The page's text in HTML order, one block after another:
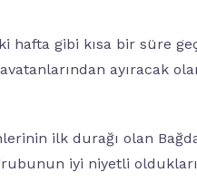
hafta gibi kısa bir süre
ayıracak
ilk durağı olan
iyi niyetli